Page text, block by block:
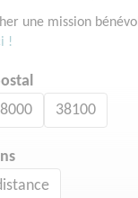
une mission
!
38100